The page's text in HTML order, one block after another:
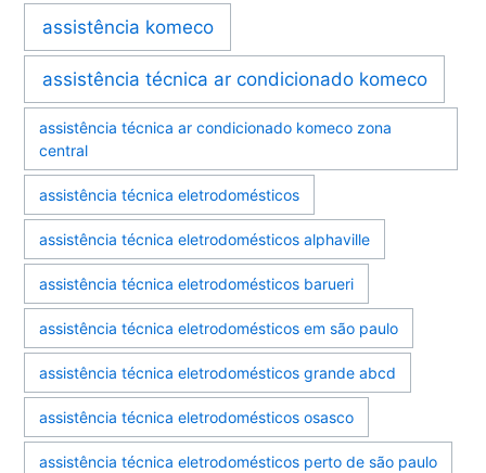
assistência komeco
assistência técnica ar condicionado komeco
assistência técnica ar condicionado komeco zona
central
assistência técnica eletrodomésticos
assistência técnica eletrodomésticos alphaville
assistência técnica eletrodomésticos barueri
assistência técnica eletrodomésticos em são paulo
assistência técnica eletrodomésticos grande abcd
assistência técnica eletrodomésticos osasco
assistência técnica eletrodomésticos perto de são paulo